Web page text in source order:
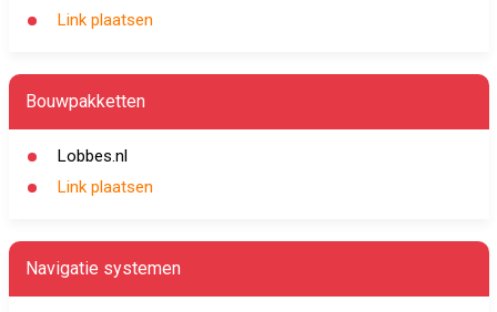
Link plaatsen
Bouwpakketten
Lobbes.nl
Link plaatsen
Navigatie systemen